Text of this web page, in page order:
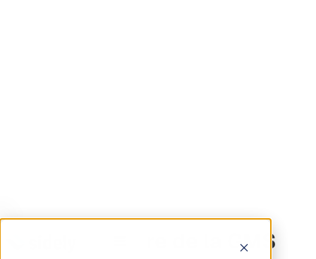
Le glossaire de la GMS